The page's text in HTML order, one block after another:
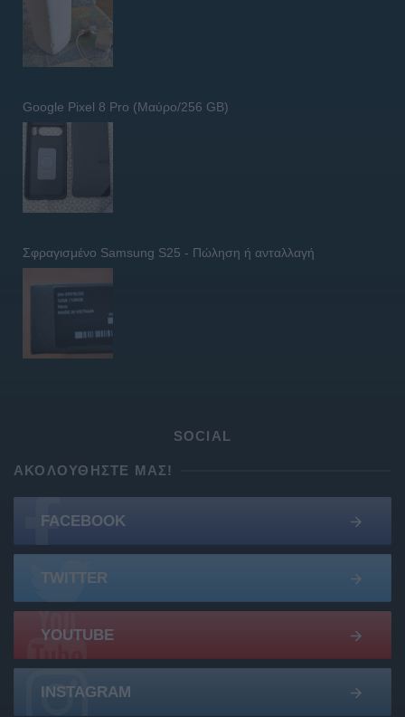
Google Pixel 8 Pro (Μαύρο/256 GB)
Σφραγισμένο Samsung S25 - Πώληση ή ανταλλαγή
SOCIAL
ΑΚΟΛΟΥΘΉΣΤΕ ΜΑΣ!
FACEBOOK
TWITTER
YOUTUBE
INSTAGRAM